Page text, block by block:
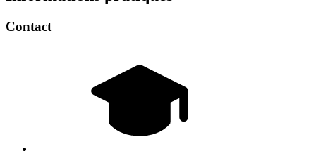
Contact